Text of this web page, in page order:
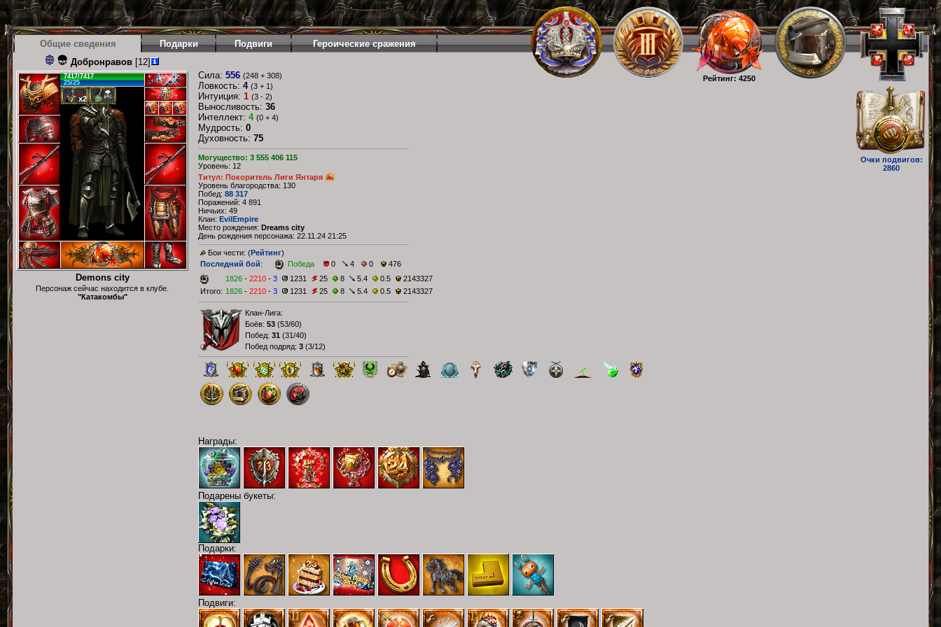
Рейтинг: 4250
Очки подвигов:
2860
Общие сведения Подарки Подвиги
Героические сражения
Добронравов [12]
7417/7417
25/25
x2
Demons city
Персонаж сейчас находится в клубе.
"Катакомбы"
Сила: 556 (248 + 308)
Ловкость: 4 (3 + 1)
Интуиция: 1 (3 - 2)
Выносливость: 36
Интеллект: 4 (0 + 4)
Мудрость: 0
Духовность: 75
Могущество: 3 555 406 115
Уровень: 12
Титул: Покоритель Лиги Янтаря
Уровень благородства: 130
Побед: 88 317
Поражений: 4 891
Ничьих: 49
Клан: EvilEmpire
Место рождения: Dreams city
День рождения персонажа: 22.11.24 21:25
Бои чести: (Рейтинг)
Последний бой: Победа 0 4 0
476
1826 - 2210 - 3 1231 25 8 5.4 0.5
2143327
Итого: 1826 - 2210 - 3 1231 25 8 5.4 0.5 2143327
Клан-Лига:
Боёв: 53 (53/60)
Побед: 31 (31/40)
Побед подряд: 3 (3/12)
Награды:
Подарены букеты:
Подарки:
Подвиги: